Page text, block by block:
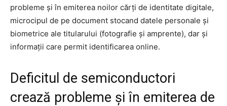
probleme și în emiterea noilor cărți de identitate digitale,
microcipul de pe document stocand datele personale și
biometrice ale titularului (fotografie și amprente), dar și
informații care permit identificarea online.
Deficitul de semiconductori
crează probleme și în emiterea de